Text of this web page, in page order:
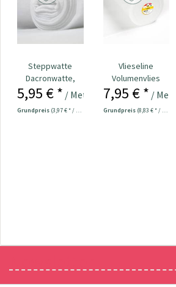
Steppwatte
Dacronwatte,
weiß 100 gramm
5,95 € * / Meter
Grundpreis (3,97 € * / 1 m²)
Vlieseline
Volumenvlies
H630
7,95 € * / Meter
Grundpreis (8,83 € * / 1 m²)